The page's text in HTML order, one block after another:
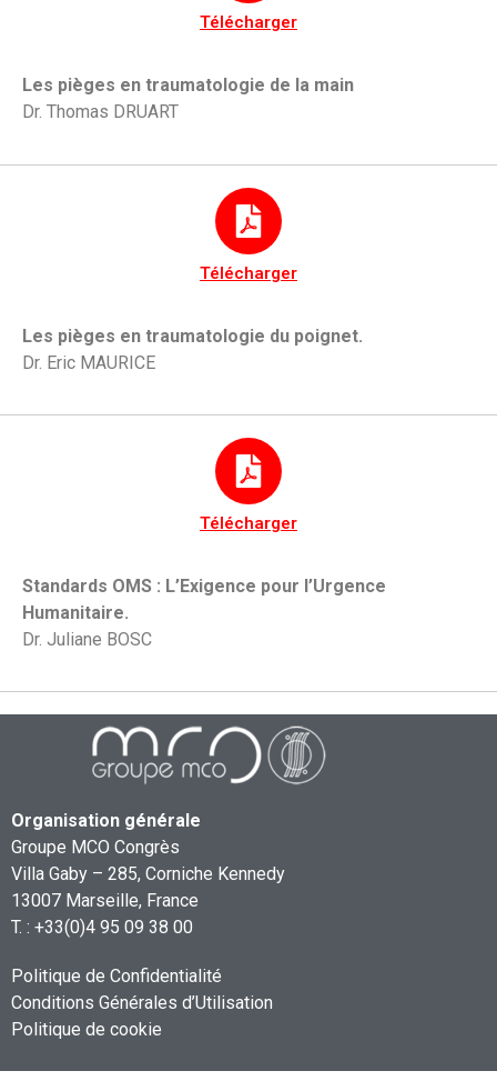
Télécharger
Les pièges en traumatologie de la main
Dr. Thomas DRUART
Télécharger
Les pièges en traumatologie du poignet.
Dr. Eric MAURICE
Télécharger
Standards OMS : L’Exigence pour l’Urgence
Humanitaire.
Dr. Juliane BOSC
Organisation générale
Groupe MCO Congrès
Villa Gaby – 285, Corniche Kennedy
13007 Marseille, France
T. : +33(0)4 95 09 38 00
Politique de Confidentialité
Conditions Générales d’Utilisation
Politique de cookie